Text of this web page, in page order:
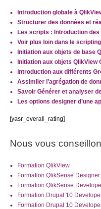
Introduction globale à
Structurer des données et
Les scripts : Introduction des
Voir plus loin dans le scripting
Initiation aux objets de base
Initiation aux objets QlikView
Introduction aux différents
Assimiler l’agrégation de
Savoir Générer et analyser
Les options designer d’une
[yasr_overall_rating]
Nous vous
Formation QlikView
Formation QlikSense Designer
Formation QlikSense
Formation Drupal 10
Formation Drupal 10